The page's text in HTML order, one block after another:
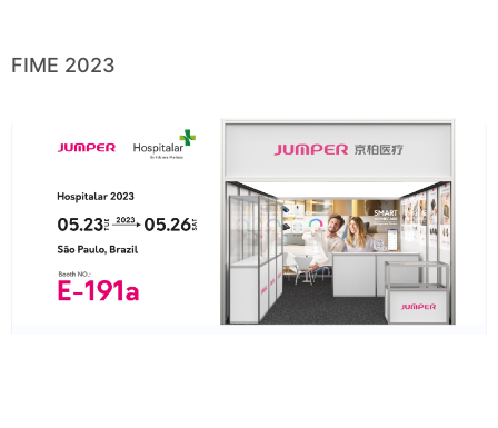
FIME 2023